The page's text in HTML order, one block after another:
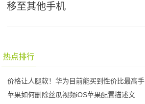
移至其他手机
热点排行
价格让人腿软！华为目前能买到性价比最高手
苹果如何删除丝瓜视频iOS苹果配置描述文